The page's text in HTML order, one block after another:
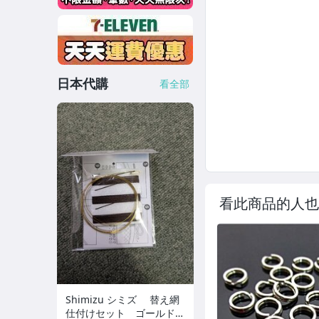
看此商品的人
日本代購 看全部
Shimizu シミズ 替え網
仕付けセット ゴールド×